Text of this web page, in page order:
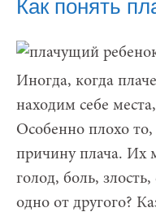
Как понять
Иногда, когда
находим себе
Особенно плохо
причину плача. Их
голод, боль,
одно от другого?